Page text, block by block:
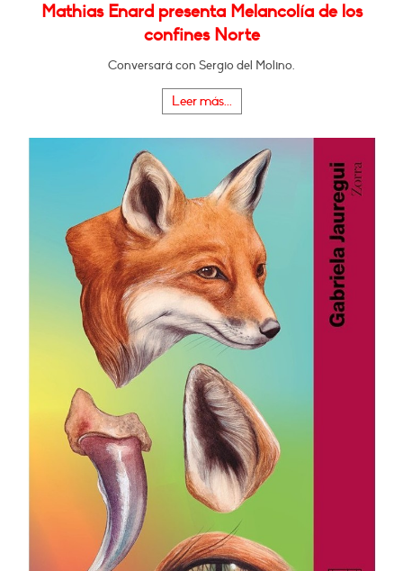
Mathias Enard presenta Melancolía de los
confines Norte
Conversará con Sergio del Molino.
Leer más...